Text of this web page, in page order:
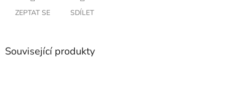
ZEPTAT SE SDÍLET
Související produkty